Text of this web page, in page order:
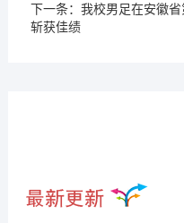
下一条： 我校男足在安徽
斩获佳绩